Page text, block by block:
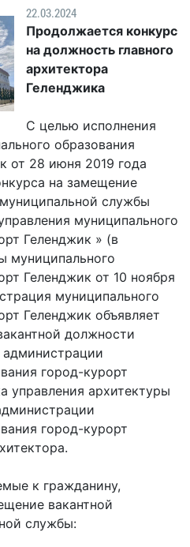
депутатов
Законотворчество
Постоянные
комиссии
график
заседаний
доходах,
расходах,
имуществе
обязательствах
имущественного
характера
План
работы
и
график
сессий
ОБРАЩЕНИЯ
Написать
требований
обращений
деятельность
Архивный
отдел
Порядок
партнёрство
Региональный
контроль
о
22.03.2024
Продолжается конкурс
на должность главного
архитектора
Геленджика
С целью исполнения
образования
от 28 июня 2019 года
на замещение
службы
муниципального
Геленджик » (в
муниципального
Геленджик от 10 ноября
муниципального
Геленджик объявляет
должности
город-курорт
управления архитектуры
город-курорт
к гражданину,
вакантной
службы: